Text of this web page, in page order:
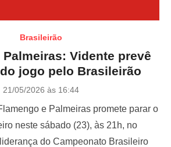
Brasileirão
Vidente prevê
jogo pelo Brasileirão
P
s
t
e
d
21/05/2026 às 16:44
e Palmeiras promete parar o
neste sábado (23), às 21h, no
do Campeonato Brasileiro